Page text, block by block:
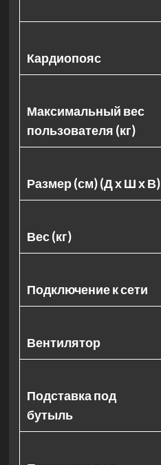
Кардиопояс
Максимальный вес
пользователя (кг)
Размер (см) (Д х Ш х В)
Вес (кг)
Подключение к сети
Вентилятор
Подставка под
бутыль